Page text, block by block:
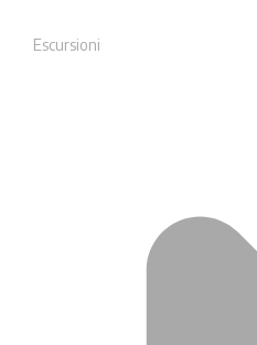
Escursioni